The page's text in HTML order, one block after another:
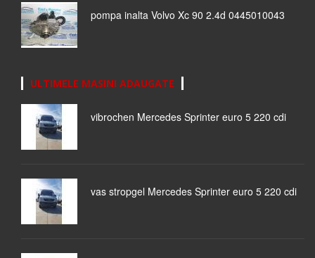
pompa inalta Volvo Xc 90 2.4d 0445010043
ULTIMELE MASINI ADAUGATE
vibrochen Mercedes Sprinter euro 5 220 cdi
vas stropgel Mercedes Sprinter euro 5 220 cdi